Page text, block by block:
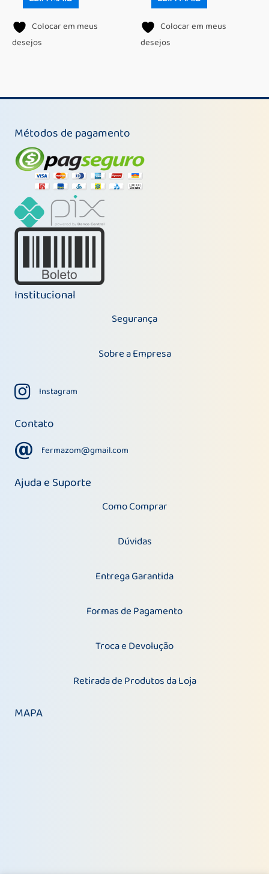
Colocar em meus
desejos
Colocar em meus
desejos
Métodos de pagamento
Institucional
Segurança
Sobre a Empresa
InstagramInstagram
Contato
fermazom@gmail.com
fermazom@gmail.com
Ajuda e Suporte
Como Comprar
Dúvidas
Entrega Garantida
Formas de Pagamento
Troca e Devolução
Retirada de Produtos da Loja
MAPA